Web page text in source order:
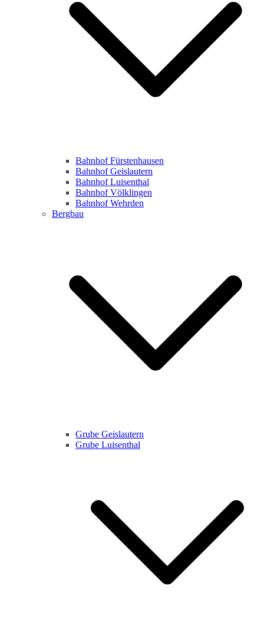
Bahnhof Fürstenhausen
Bahnhof Geislautern
Bahnhof Luisenthal
Bahnhof Völklingen
Bahnhof Wehrden
Bergbau
Grube Geislautern
Grube Luisenthal